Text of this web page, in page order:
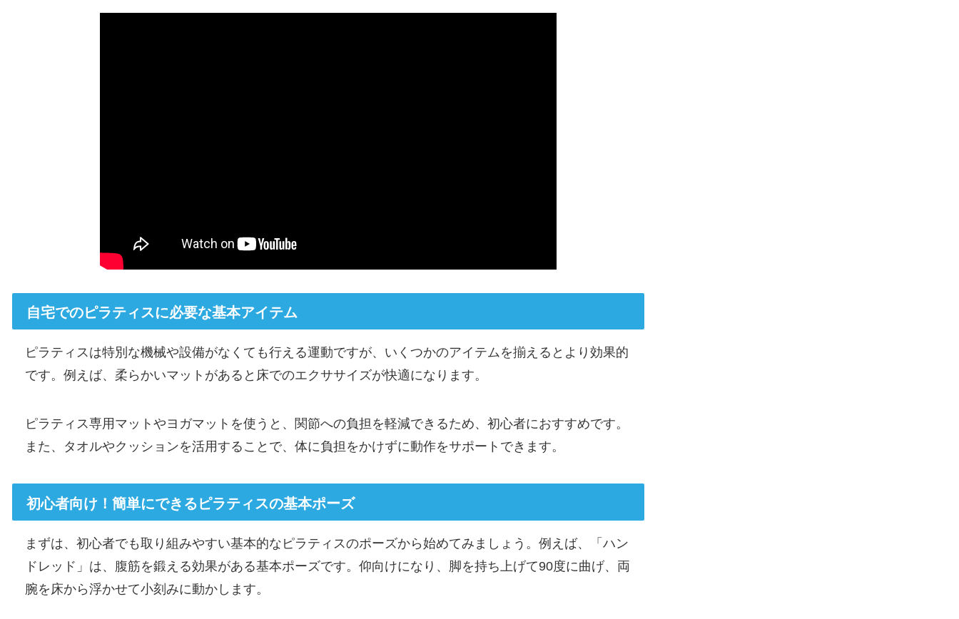
自宅でのピラティスに必要な基本アイテム
ピラティスは特別な機械や設備がなくても行える運動ですが、いくつかのアイテムを揃えるとより効果的
です。例えば、柔らかいマットがあると床でのエクササイズが快適になります。
ピラティス専用マットやヨガマットを使うと、関節への負担を軽減できるため、初心者におすすめです。
また、タオルやクッションを活用することで、体に負担をかけずに動作をサポートできます。
初心者向け！簡単にできるピラティスの基本ポーズ
まずは、初心者でも取り組みやすい基本的なピラティスのポーズから始めてみましょう。例えば、「ハン
ドレッド」は、腹筋を鍛える効果がある基本ポーズです。仰向けになり、脚を持ち上げて90度に曲げ、両
腕を床から浮かせて小刻みに動かします。